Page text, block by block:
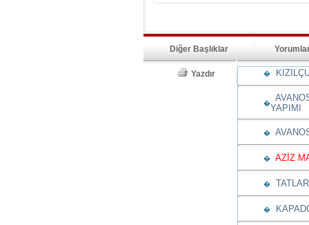
Diğer Başlıklar
Yazdır �
�YAPIMI
�
� AZİZ
�
�